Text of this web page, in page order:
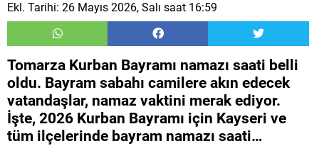
Ekl. Tarihi: 26 Mayıs 2026, Salı saat 16:59
Tomarza Kurban Bayramı namazı saati belli
oldu. Bayram sabahı camilere akın edecek
vatandaşlar, namaz vaktini merak ediyor.
İşte, 2026 Kurban Bayramı için Kayseri ve
tüm ilçelerinde bayram namazı saati…